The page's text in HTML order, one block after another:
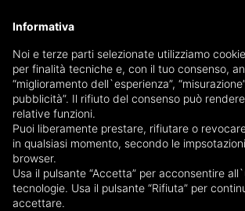
Ricevi copia del giornale via
Scegli giornale
Ricevi copia del giornale via mail
Edizione
×Genova
E-mail
Sono maggiorenne, ho letto e accetto le
privacy
Informativa
Noi e terze parti selezionate utilizziamo
per finalità tecniche e, con il tuo consenso,
“miglioramento dell`esperienza”,
pubblicità”. Il rifiuto del consenso può
relative funzioni.
Puoi liberamente prestare, rifiutare o
in qualsiasi momento, secondo le
browser.
Usa il pulsante “Accetta” per acconsentire
tecnologie. Usa il pulsante “Rifiuta” per
accettare.